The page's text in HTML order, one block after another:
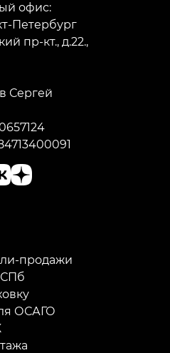
офис:
Петербург
пр-кт., д.22.,
Сергей
продажи
СПб
ОСАГО